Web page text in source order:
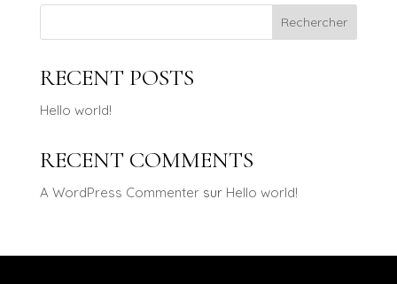
Rechercher
RECENT POSTS
Hello world!
RECENT COMMENTS
A WordPress Commentersur Hello world!